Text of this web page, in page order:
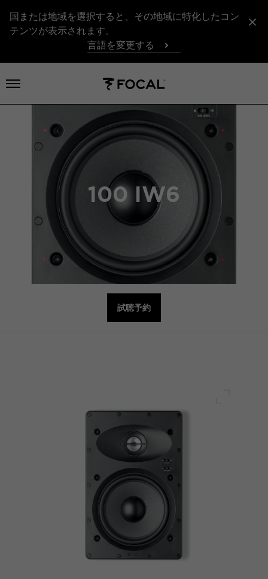
国または地域を選択すると、その地域に特化したコン
テンツが表示されます。
言語を変更する
メニューを開く
100 IW6
試聴予約